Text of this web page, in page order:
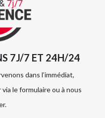
7J/7 ET 24H/24
dans l’immédiat,
le formulaire ou à nous